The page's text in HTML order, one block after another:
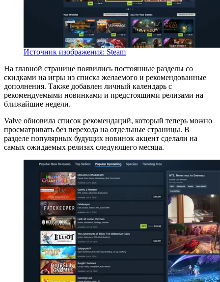
Источник изображения: Steam
На главной странице появились постоянные разделы со
скидками на игры из списка желаемого и рекомендованные
дополнения. Также добавлен личный календарь с
рекомендуемыми новинками и предстоящими релизами на
ближайшие недели.
Valve обновила список рекомендаций, который теперь можно
просматривать без перехода на отдельные страницы. В
разделе популярных будущих новинок акцент сделали на
самых ожидаемых релизах следующего месяца.